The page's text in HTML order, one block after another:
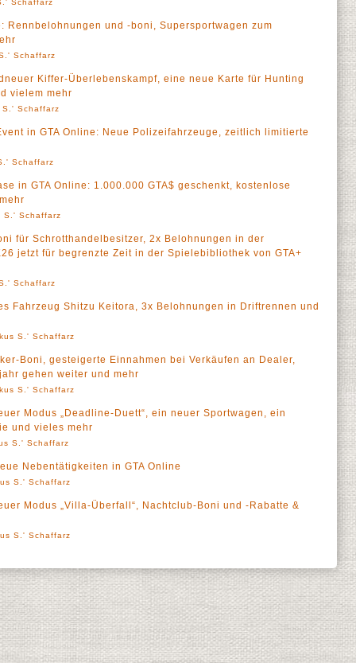
Schaffarz
Rennbelohnungen und -boni, Supersportwagen zum
Schaffarz
Kiffer-Überlebenskampf, eine neue Karte für Hunting
vielem mehr
S.' Schaffarz
in GTA Online: Neue Polizeifahrzeuge, zeitlich limitierte
Schaffarz
in GTA Online: 1.000.000 GTA$ geschenkt, kostenlose
S.' Schaffarz
für Schrotthandelbesitzer, 2x Belohnungen in der
jetzt für begrenzte Zeit in der Spielebibliothek von GTA+
Schaffarz
Fahrzeug Shitzu Keitora, 3x Belohnungen in Driftrennen und
S.' Schaffarz
Boni, gesteigerte Einnahmen bei Verkäufen an Dealer,
gehen weiter und mehr
S.' Schaffarz
Modus „Deadline-Duett“, ein neuer Sportwagen, ein
und vieles mehr
S.' Schaffarz
Nebentätigkeiten in GTA Online
S.' Schaffarz
Modus „Villa-Überfall“, Nachtclub-Boni und -Rabatte &
S.' Schaffarz